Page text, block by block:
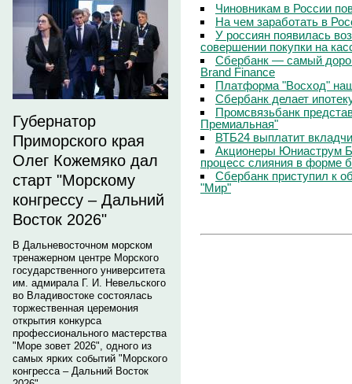
Губернатор
Приморского края
Олег Кожемяко дал
старт "Морскому
конгрессу – Дальний
Восток 2026"
В Дальневосточном морском
тренажерном центре Морского
государственного университета
им. адмирала Г. И. Невельского
во Владивостоке состоялась
торжественная церемония
открытия конкурса
профессионального мастерства
"Море зовет 2026", одного из
самых ярких событий "Морского
конгресса – Дальний Восток
Чиновникам в России
На чем заработать в
У россиян появилась
совершении покупки на
Сбербанк — самый
Brand Finance
Платформа "Восход"
Сбербанк делает
Промсвязьбанк
Премиальная"
ВТБ24 выплатит
Акционеры Юниаструм
процесс слияния в форме
Сбербанк приступил к
"Мир"